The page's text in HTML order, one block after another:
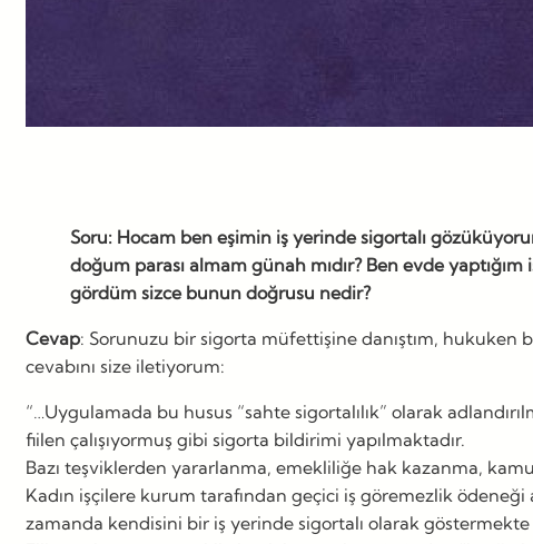
Soru: Hocam ben eşimin iş yerinde sigortalı
doğum parası almam günah mıdır? Ben evde
gördüm sizce bunun doğrusu nedir?
Cevap: Sorunuzu bir sigorta müfettişine danıştım, hukuken
cevabını size iletiyorum:
“…Uygulamada bu husus “sahte sigortalılık” olarak
fiilen çalışıyormuş gibi sigorta bildirimi yapılmaktadır.
Bazı teşviklerden yararlanma, emekliliğe hak kazanma,
Kadın işçilere kurum tarafından geçici iş göremezlik ödeneği
zamanda kendisini bir iş yerinde sigortalı olarak